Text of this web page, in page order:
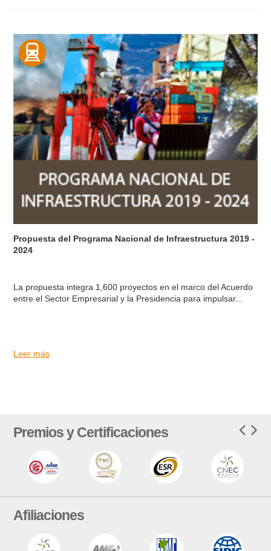
Propuesta del Programa Nacional de Infraestructura 2019 -
2024
La propuesta integra 1,600 proyectos en el marco del Acuerdo
entre el Sector Empresarial y la Presidencia para impulsar...
Leer más
Premios y Certificaciones
Afiliaciones